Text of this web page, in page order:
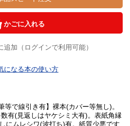
かごに入れる
追加（ログインで利用可能）
になる本の使い方
等で線引き有】裸本(カバー等無し)。
有(見返しはヤケシミ大有)。表紙角縁
にムレシワ(波打ち)有。紙質少悪です